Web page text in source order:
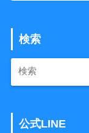
検索
公式LINE